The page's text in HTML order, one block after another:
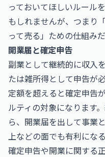
っておいてほしいルール
もしれませんが、つまり
って売る」ための仕組み
開業届と確定申告
副業として継続的に収入
たは雑所得として申告が
定額を超えると確定申告
ルティの対象になります
ら、開業届を出して事業
上などの面でも有利にな
確定申告や開業に関する